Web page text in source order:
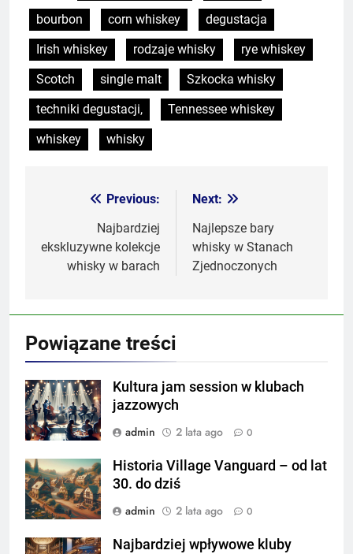
bourbon
corn whiskey
degustacja
Irish whiskey
rodzaje whisky
rye whiskey
Scotch
single malt
Szkocka whisky
techniki degustacji,
Tennessee whiskey
whiskey
whisky
NawigacjaPrevious:
Najbardziej
ekskluzywne kolekcje
whisky w barach
Next:
Najlepsze bary
whisky w Stanach
Zjednoczonych
Powiązane treści
Kultura jam session w klubach
jazzowych
admin
2 lata ago 0
Historia Village Vanguard – od lat
30. do dziś
admin
2 lata ago 0
Najbardziej wpływowe kluby